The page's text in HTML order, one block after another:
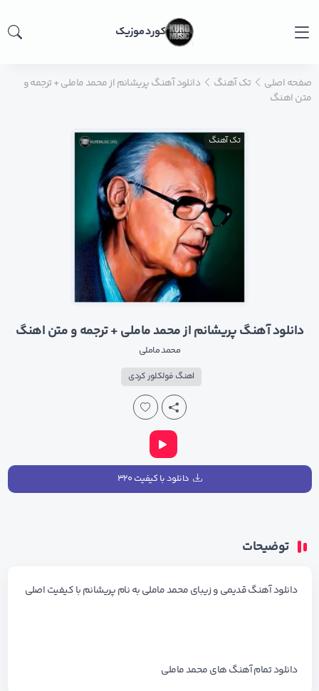
کورد موزیک
صفحه اصلی تک آهنگ
دانلود آهنگ پریشانم از محمد ماملی + ترجمه و
متن اهنگ
تک آهنگ
دانلود آهنگ پریشانم از محمد ماملی + ترجمه و متن اهنگ
محمد ماملی
اهنگ فولکلور کردی
دانلود با کیفیت ۳۲۰
توضیحات
دانلود آهنگ قدیمی و زیبایمحمد ماملیبه نامپریشانمبا کیفیت اصلی
دانلود تمام آهنگ هایمحمد ماملی